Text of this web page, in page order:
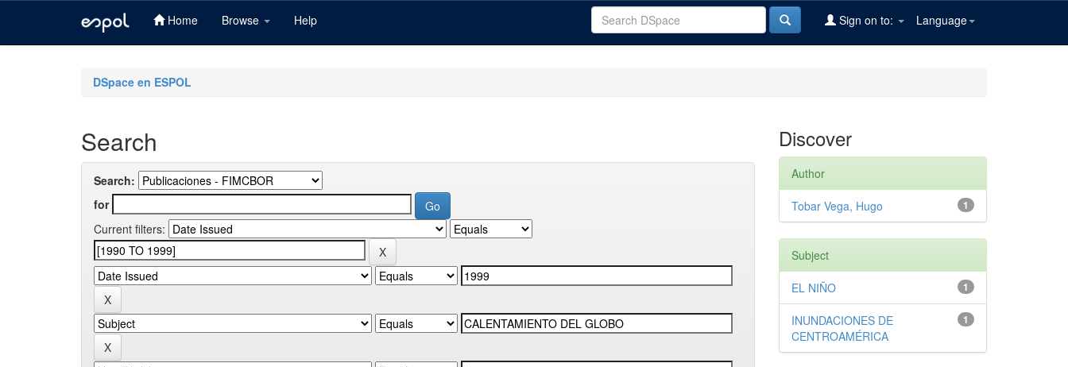
Home Browse Help Language
Sign on to:
DSpace en ESPOL
Search
Search:
for
Current filters:
Discover
Author
1
Tobar Vega, Hugo
Subject
1
EL NIÑO
1
INUNDACIONES DE
CENTROAMÉRICA